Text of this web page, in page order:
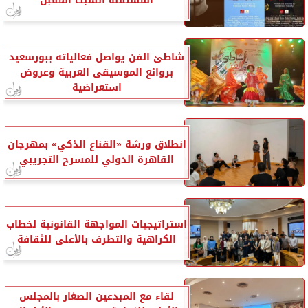
شاطئ الفن يواصل فعالياته ببورسعيد
بروائع الموسيقى العربية وعروض
استعراضية
انطلاق ورشة «القناع الذكي» بمهرجان
القاهرة الدولي للمسرح التجريبي
استراتيجيات المواجهة القانونية لخطاب
الكراهية والتطرف بالأعلى للثقافة
لقاء مع المبدعين الصغار بالمجلس